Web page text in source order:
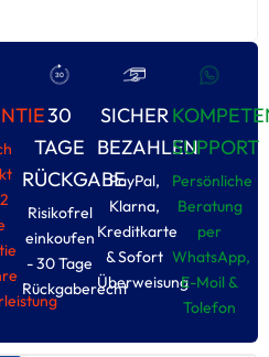
30
TAGE
RÜCKGABE
Risikofrel
einkoufen
- 30 Tage
Rückgaberecht
SICHER
BEZAHLEN
PayPal,
Klarna,
Kreditkarte
& Sofort
Überweisung
SUPPORT
Persönliche
Beratung
per
WhatsApp,
E-Moil &
Tolefon